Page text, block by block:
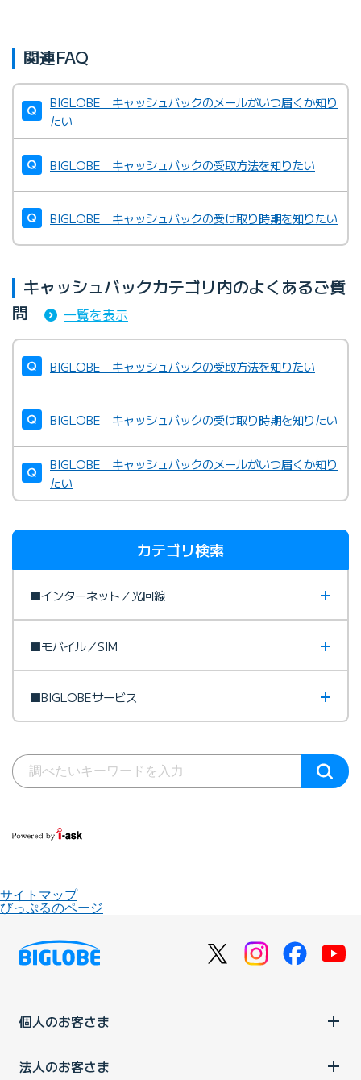
関連FAQ
BIGLOBE キャッシュバックのメールがいつ届くか知り
たい
BIGLOBE キャッシュバックの受取方法を知りたい
BIGLOBE キャッシュバックの受け取り時期を知りたい
キャッシュバックカテゴリ内のよくあるご質
問
一覧を表示
BIGLOBE キャッシュバックの受取方法を知りたい
BIGLOBE キャッシュバックの受け取り時期を知りたい
BIGLOBE キャッシュバックのメールがいつ届くか知り
たい
カテゴリ検索
■インターネット／光回線
■モバイル／SIM
■BIGLOBEサービス
サイトマップ
びっぷるのページ
個人のお客さま
法人のお客さま